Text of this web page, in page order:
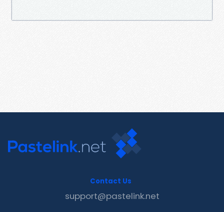
Contact Us
support@pastelink.net